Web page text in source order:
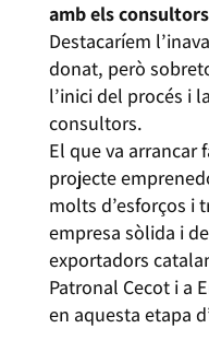
amb els
Destacaríem
donat, però
l’inici del procés i
consultors.
El que va arrancar
projecte
molts d’esforços i
empresa sòlida i
exportadors
Patronal Cecot i a
en aquesta etapa